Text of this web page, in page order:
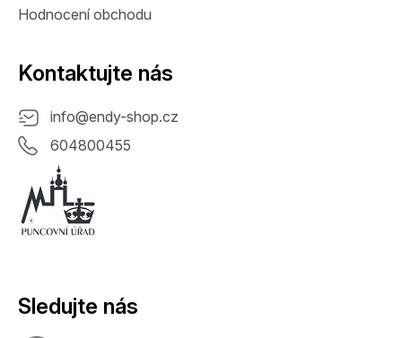
Hodnocení obchodu
Kontaktujte nás
info@endy-shop.cz
604800455
Sledujte nás